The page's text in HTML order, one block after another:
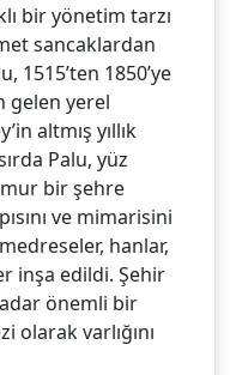
bir yönetim tarzı
sancaklardan
1515’ten 1850’ye
gelen yerel
altmış yıllık
Palu, yüz
bir şehre
ve mimarisini
hanlar,
inşa edildi. Şehir
önemli bir
olarak varlığını